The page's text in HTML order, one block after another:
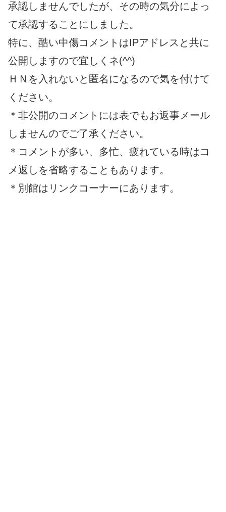
承認しませんでしたが、その時の気分によっ
て承認することにしました。
特に、酷い中傷コメントはIPアドレスと共に
公開しますので宜しくネ(^^)
ＨＮを入れないと匿名になるので気を付けて
ください。
＊非公開のコメントには表でもお返事メール
しませんのでご了承ください。
＊コメントが多い、多忙、疲れている時はコ
メ返しを省略することもあります。
＊別館はリンクコーナーにあります。